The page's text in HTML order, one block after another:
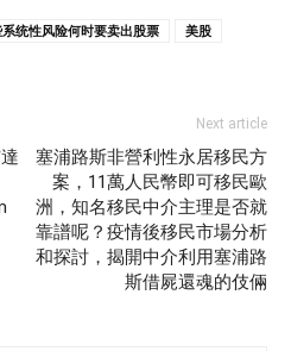
统性风险何时要卖出股票
美股
Next article
塞浦路斯非營利性永居移民方
案，11萬人民幣即可移民歐
洲，知名移民中介主理是否就
靠譜呢？疫情後移民市場分析
和探討，揭開中介利用塞浦路
斯借屍還魂的伎倆